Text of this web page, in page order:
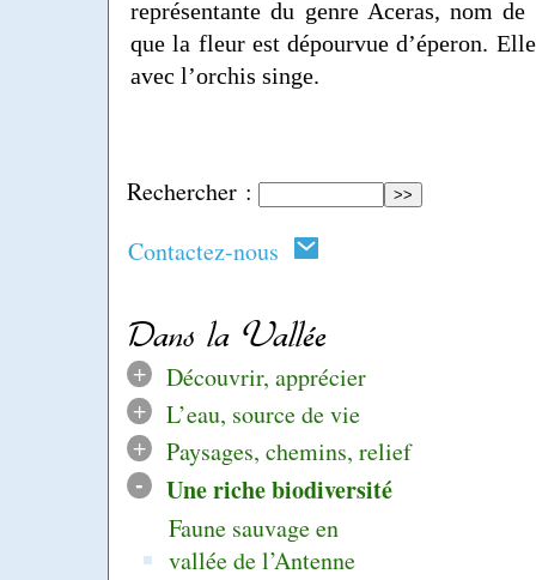
Rechercher :
Contactez-nous
Dans la Vallée
+
Découvrir, apprécier
+
L’eau, source de vie
+
Paysages, chemins, relief
- Une riche biodiversité
Faune sauvage en
vallée de l’Antenne
représentante du genre Aceras, nom
que la fleur est dépourvue d’éperon.
avec l’orchis singe.